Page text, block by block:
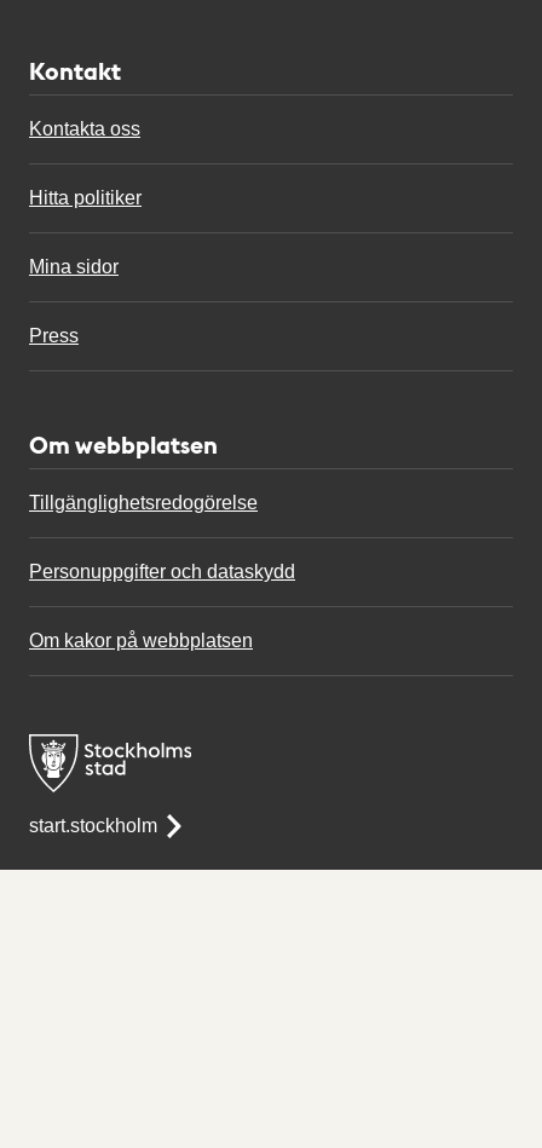
Kontakt
Kontakta oss
Hitta politiker
Mina sidor
Press
Om webbplatsen
Tillgänglighetsredogörelse
Personuppgifter och dataskydd
Om kakor på webbplatsen
start.stockholm